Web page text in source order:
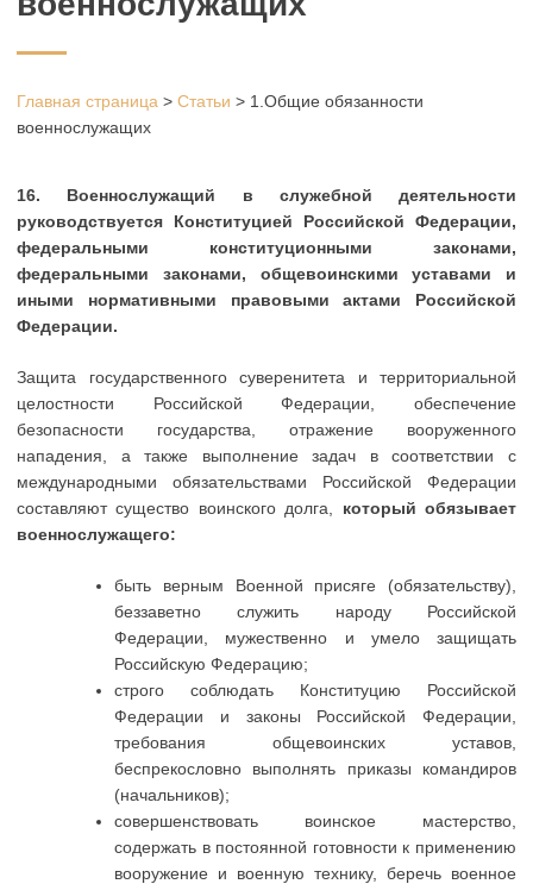
Главная страница > Статьи > 1.Общие обязанности
военнослужащих
16.
Военнослужащий в служебной деятельности
руководствуется Конституцией Российской Федерации,
федеральными конституционными законами,
федеральными законами, общевоинскими уставами и
иными нормативными правовыми актами Российской
Федерации.
Защита государственного суверенитета и территориальной
целостности Российской Федерации, обеспечение
безопасности государства, отражение вооруженного
нападения, а также выполнение задач в соответствии с
международными обязательствами Российской Федерации
составляют существо воинского долга, который обязывает
военнослужащего:
быть верным Военной присяге (обязательству),
беззаветно служить народу Российской
Федерации, мужественно и умело защищать
Российскую Федерацию;
строго соблюдать Конституцию Российской
Федерации и законы Российской Федерации,
требования общевоинских уставов,
беспрекословно выполнять приказы командиров
(начальников);
совершенствовать воинское мастерство,
содержать в постоянной готовности к применению
вооружение и военную технику, беречь военное